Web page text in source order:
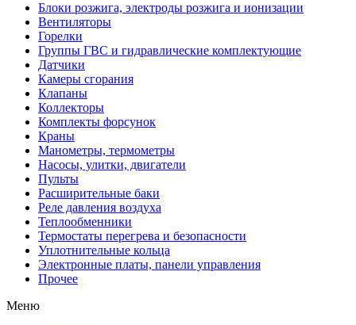
Блоки розжига, электроды розжига и ионизации
Вентиляторы
Горелки
Группы ГВС и гидравлические комплектующие
Датчики
Камеры сгорания
Клапаны
Коллекторы
Комплекты форсунок
Краны
Манометры, термометры
Насосы, улитки, двигатели
Пульты
Расширительные баки
Реле давления воздуха
Теплообменники
Термостаты перегрева и безопасности
Уплотнительные кольца
Электронные платы, панели управления
Прочее
Меню